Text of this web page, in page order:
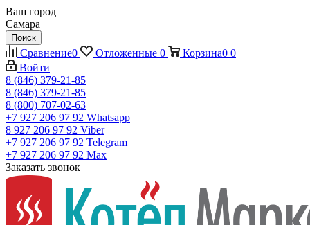
Ваш город
Самара
Поиск
Сравнение0 Отложенные 0 Корзина0 0
Войти
8 (846) 379-21-85
8 (846) 379-21-85
8 (800) 707-02-63
+7 927 206 97 92 Whatsapp
8 927 206 97 92 Viber
+7 927 206 97 92 Telegram
+7 927 206 97 92 Max
Заказать звонок